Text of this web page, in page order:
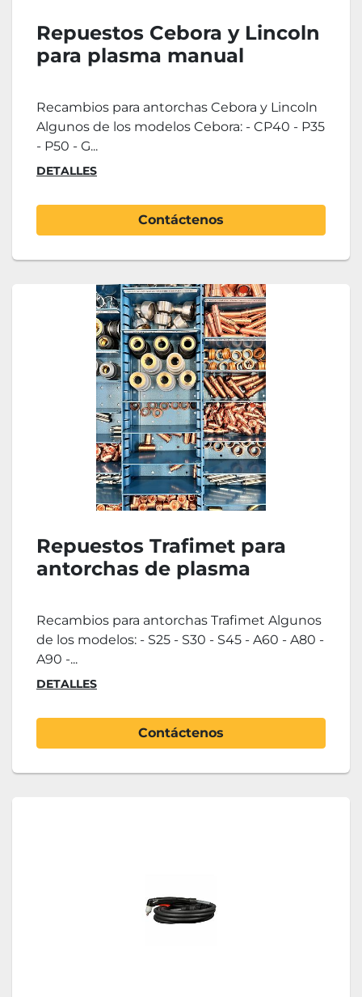
Repuestos Cebora y Lincoln
para plasma manual
Recambios para antorchas Cebora y Lincoln
Algunos de los modelos Cebora: - CP40 - P35
- P50 - G...
DETALLES
Contáctenos
Repuestos Trafimet para
antorchas de plasma
Recambios para antorchas Trafimet Algunos
de los modelos: - S25 - S30 - S45 - A60 - A80 -
A90 -...
DETALLES
Contáctenos